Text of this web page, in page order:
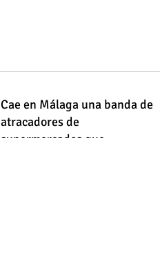
Cae en Málaga una banda de
atracadores de
supermercados que